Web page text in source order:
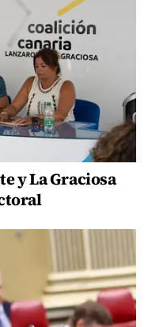
y La Graciosa